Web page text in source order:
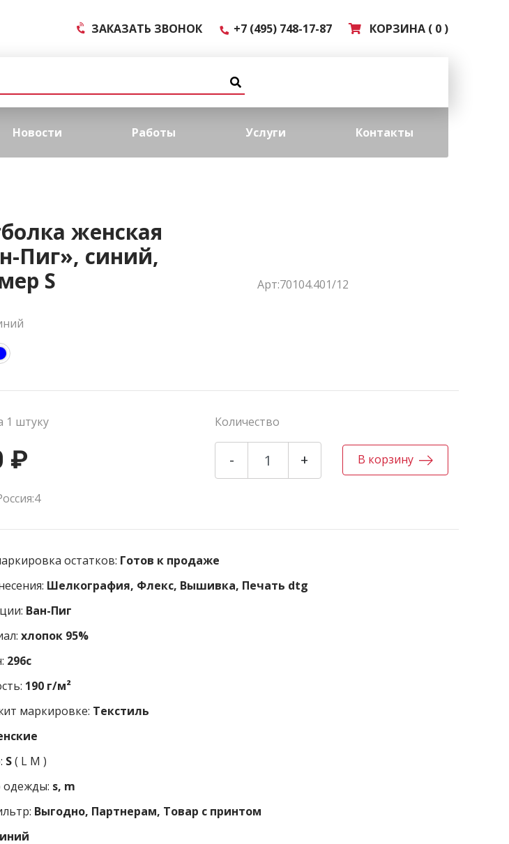
ЗАКАЗАТЬ ЗВОНОК +7 (495) 748-17-87 КОРЗИНА ( 0 )
Новости Работы Услуги Контакты
женская
Пиг», синий,
S
Арт:70104.401/12
1 штуку Количество
₽ - + В корзину
остатков: Готов к продаже
Шелкография, Флекс, Вышивка, Печать dtg
Ван-Пиг
хлопок 95%
296c
190 г/м²
маркировке: Текстиль
S( L M )
одежды: s, m
Выгодно, Партнерам, Товар с принтом